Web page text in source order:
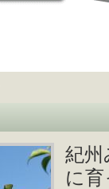
紀州
に